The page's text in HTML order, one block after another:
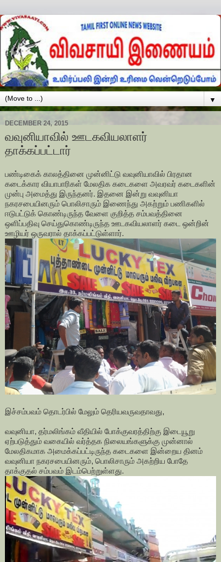
▼
DECEMBER 24, 2015
வவுனியாவில் ஊடகவியலாளர்
தாக்கப்பட்டார்
பண்டிகைக் காலத்தினை முன்னிட்டு வவுனியாவில் பிரதான
கடைக்கார வியாபாரிகள் மேலதிக கடைகளை அவரவர் கடைகளின்
முன்பு அமைத்து இருந்தனர். இதனை இன்று வவுனியா
நகரசபையினரும் பொலிசாரும் இணைந்து அகற்றும் பணிகளில்
ஈடுபட்டுக் கொண்டிருந்த வேளை குறித்த சம்பவத்தினை
ஒளிப்பதிவு செய்துகொண்டிருந்த ஊடகவியலாளர் கடை ஒன்றின்
ஊழியர் ஒருவரால் தாக்கப்பட்டுள்ளார்.
இச்சம்பவம் தொடர்பில் மேலும் தெரியவருவதாவது,
வவுனியா, தர்மலிங்கம் வீதியில் போக்குவரத்திற்கு இடையூறு
ஏற்படுத்தும் வகையில் வர்த்தக நிலையங்களுக்கு முன்னால்
மேலதிகமாக அமைக்கப்பட்டிருந்த கடைகளை இன்றைய தினம்
வவுனியா நகரசபையினரும், பொலிசாரும் அகற்றிய போதே
தாக்குதல் சம்பவம் இடம்பெற்றுள்ளது.